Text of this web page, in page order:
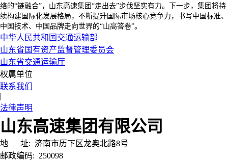
络的“链融合”，山东高速集团“走出去”步伐坚实有力。下一步，集团将持
续构建国际化发展格局，不断提升国际市场核心竞争力，书写中国标准、
中国技术、中国品牌走向世界的“山高答卷”。
中华人民共和国交通运输部
山东省国有资产监督管理委员会
山东省交通运输厅
权属单位
联系我们
|
法律声明
山东高速集团有限公司
地 址: 济南市历下区龙奥北路8号
邮政编码: 250098